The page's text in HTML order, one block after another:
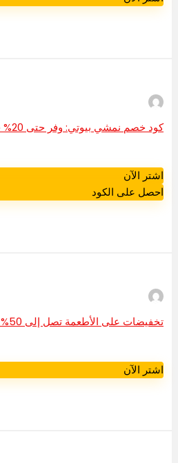
كود خصم نمشي بيوتي: وفر حتى 20% خصم على جميع منتجات التجميل
اشتر الآن
احصل على الكود
تخفيضات على الأطعمة تصل إلى 50% | كود خصم أمازون للعروض والخصومات في الإمارات العربية المتحدة
اشتر الآن